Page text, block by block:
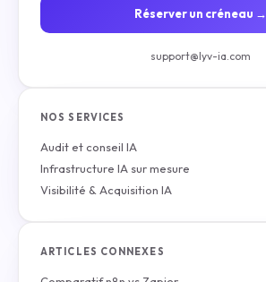
Réserver un créneau →
support@lyv-ia.com
NOS SERVICES
Audit et conseil IA
Infrastructure IA sur mesure
Visibilité & Acquisition IA
ARTICLES CONNEXES